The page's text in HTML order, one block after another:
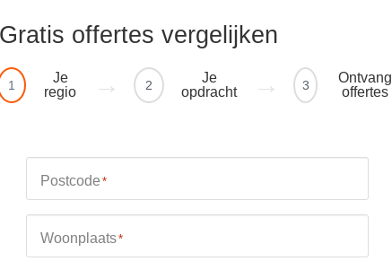
Gratis offertes vergelijken
1
Je
regio
2
Je
opdracht
3
Ontvang
offertes
Postcode *
Woonplaats*